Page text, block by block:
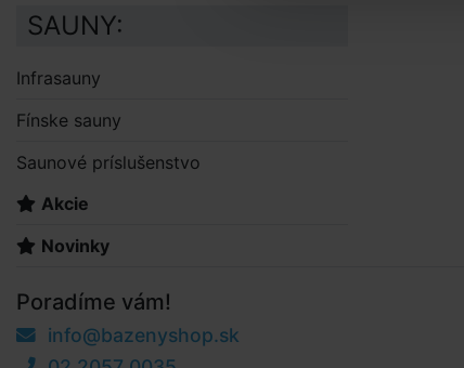
SAUNY:
Infrasauny
Fínske sauny
Saunové príslušenstvo
Akcie
Novinky
Poradíme vám!
info@bazenyshop.sk